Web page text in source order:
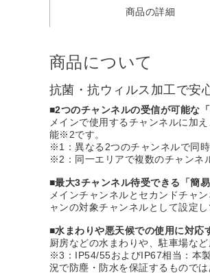
商品の詳細
商品について
抗菌・抗ウィルス加工で安
■2つのチャンネルの受信が可能な
メインで使用するチャンネルに加
能※2です。
※1：異なる2つのチャンネルで同
※2：同一エリアで複数のチャンネ
■最大3チャンネル待受できる「簡
メインチャンネルとセカンドチャ
ャンの対象チャンネルとして設定
■水まわりや悪天候での使用に対
厨房などの水まわりや、駐車場な
※3：IP54/55およびIP67相当：本
況で防塵・防水を保証するものでは